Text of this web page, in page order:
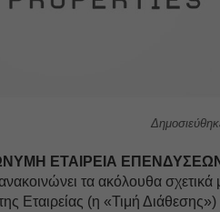
ΕΤΑΙΡΕΙΑ
τα ακόλουθα σχετικά
Εταιρείας (η «Τιμή Διάθεσης»)